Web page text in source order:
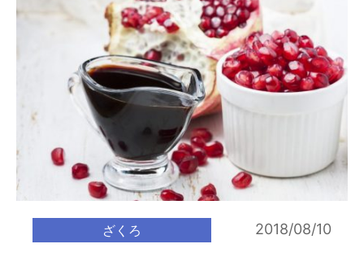
ざくろ 2018/08/10